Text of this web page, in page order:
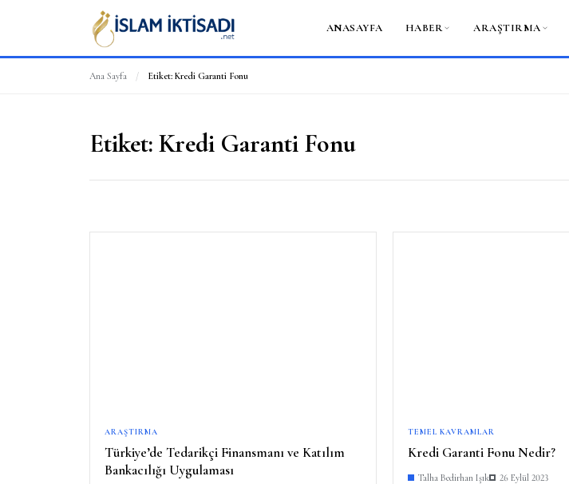
ANASAYFA HABER ARAŞTIRMA
Ana Sayfa / Etiket: Kredi Garanti Fonu
Etiket: Kredi Garanti Fonu
ARAŞTIRMA
Türkiye’de Tedarikçi Finansmanı ve Katılım
Bankacılığı Uygulaması
TEMEL KAVRAMLAR
Kredi Garanti Fonu Nedir?
Talha Bedirhan Işık 26 Eylül 2023